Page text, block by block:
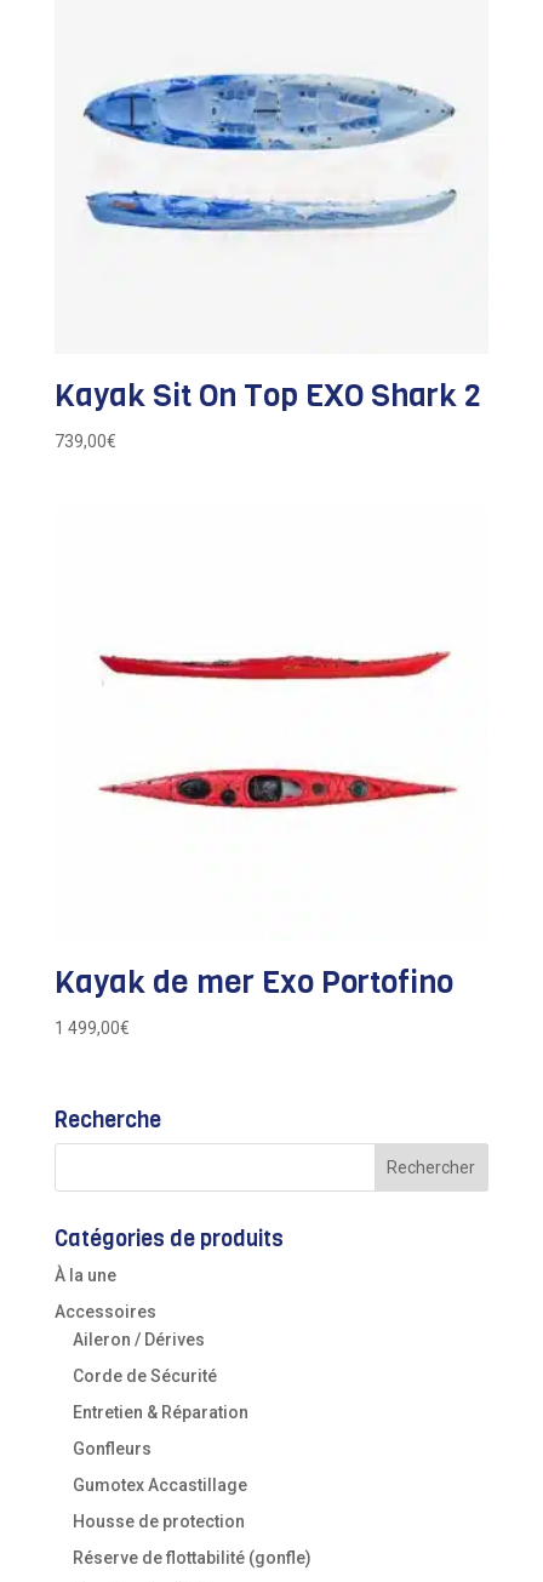
Kayak Sit On Top EXO Shark 2
739,00€
Kayak de mer Exo Portofino
1 499,00€
Recherche
Catégories de produits
À la une
Accessoires
Aileron / Dérives
Corde de Sécurité
Entretien & Réparation
Gonfleurs
Gumotex Accastillage
Housse de protection
Réserve de flottabilité (gonfle)